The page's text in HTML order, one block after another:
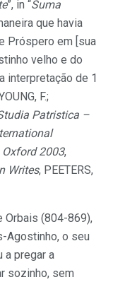
”, in “Suma
que havia
Próspero em [sua
velho e do
interpretação de 1
F.;
Patristica –
2003,
Writes, PEETERS,
Orbais (804-869),
Agostinho, o seu
a pregar a
sozinho, sem